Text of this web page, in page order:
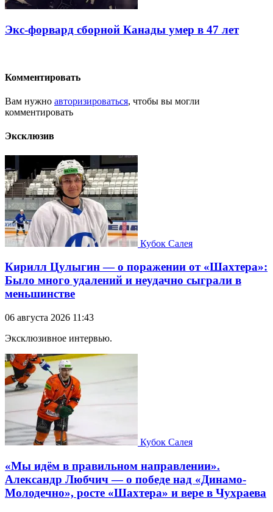
Экс-форвард сборной Канады умер в 47 лет
Комментировать
Вам нужно авторизироваться, чтобы вы могли
комментировать
Эксклюзив
Кубок Салея
Кирилл Цулыгин — о поражении от «Шахтера»:
Было много удалений и неудачно сыграли в
меньшинстве
06 августа 2026 11:43
Эксклюзивное интервью.
Кубок Салея
«Мы идём в правильном направлении».
Александр Любчич — о победе над «Динамо-
Молодечно», росте «Шахтера» и вере в Чухраева